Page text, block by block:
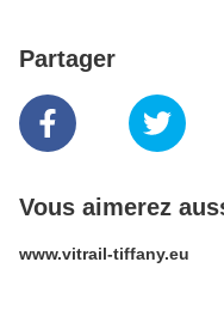
Partager
Vous aimerez
www.vitrail-tiffany.eu